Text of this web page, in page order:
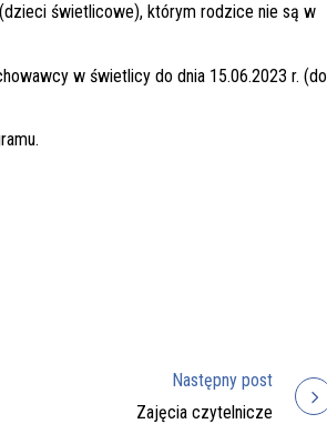
świetlicowe), którym rodzice nie są w
w świetlicy do dnia 15.06.2023 r. (do
Następny post
Zajęcia czytelnicze